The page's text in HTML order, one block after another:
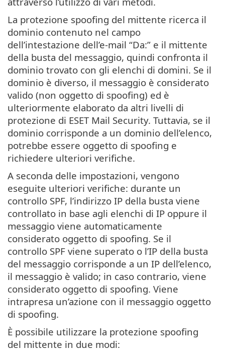
La protezione spoofing del mittente ricerca il
dominio contenuto nel campo
dell’intestazione dell’e-mail “Da:” e il mittente
della busta del messaggio, quindi confronta il
dominio trovato con gli elenchi di domini. Se il
dominio è diverso, il messaggio è considerato
valido (non oggetto di spoofing) ed è
ulteriormente elaborato da altri livelli di
protezione di ESET Mail Security. Tuttavia, se il
dominio corrisponde a un dominio dell’elenco,
potrebbe essere oggetto di spoofing e
richiedere ulteriori verifiche.
A seconda delle impostazioni, vengono
eseguite ulteriori verifiche: durante un
controllo SPF, l’indirizzo IP della busta viene
controllato in base agli elenchi di IP oppure il
messaggio viene automaticamente
considerato oggetto di spoofing. Se il
controllo SPF viene superato o l’IP della busta
del messaggio corrisponde a un IP dell’elenco,
il messaggio è valido; in caso contrario, viene
considerato oggetto di spoofing. Viene
intrapresa un’azione con il messaggio oggetto
di spoofing.
È possibile utilizzare la protezione spoofing
del mittente in due modi: